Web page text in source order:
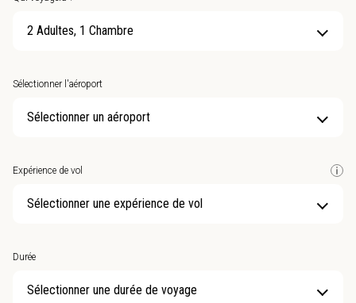
2 Adultes, 1 Chambre
Sélectionner l'aéroport
Sélectionner un aéroport
Expérience de vol
Sélectionner une expérience de vol
Durée
Sélectionner une durée de voyage